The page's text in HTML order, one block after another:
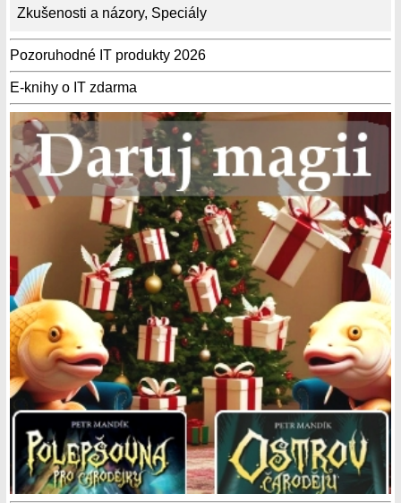
Zkušenosti a názory, Speciály
Pozoruhodné IT produkty 2026
E-knihy o IT zdarma